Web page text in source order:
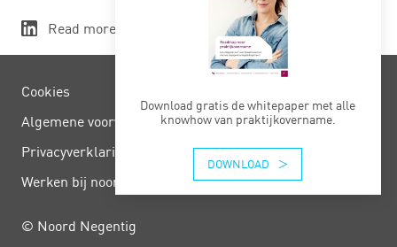
Download gratis de whitepaper met alle
knowhow van praktijkovername.
DOWNLOAD
Read more
Cookies
Algemene voorwaarden
Privacy­verklaring
Werken bij noord negentig
© Noord Negentig